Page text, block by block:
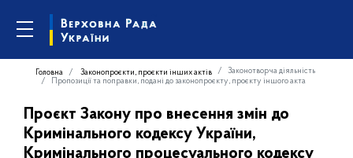
Головна Законопроєкти, проєкти інших актів
Законотворча діяльність
Пропозиції та поправки, подані до законопроєкту, проєкту іншого акта
Проєкт Закону про внесення змін до
Кримінального кодексу України,
Кримінального процесуального кодексу